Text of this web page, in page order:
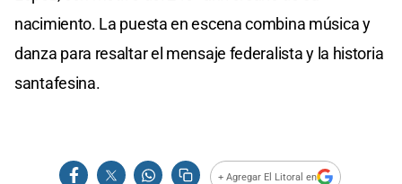
nacimiento. La puesta en escena combina música y
danza para resaltar el mensaje federalista y la historia
santafesina.
+ Agregar El Litoral en